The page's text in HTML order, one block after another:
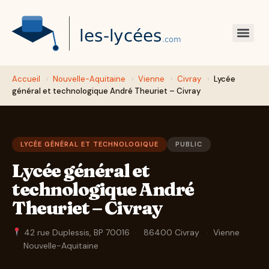
Accueil › Nouvelle-Aquitaine › Vienne › Civray › Lycée
général et technologique André Theuriet – Civray
LYCÉE GÉNÉRAL ET TECHNOLOGIQUE PUBLIC
Lycée général et
technologique André
Theuriet – Civray
42 rue Duplessis, BP 70016 · 86400 Civray · Vienne
· Nouvelle-Aquitaine